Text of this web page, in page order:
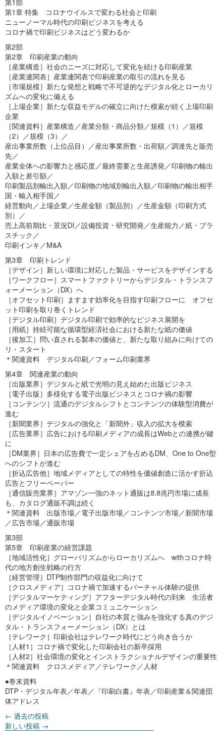
第1章 特集 コロナウイルスで変わる社会と印刷
ニューノーマル時代の印刷ビジネスを考える
コロナ禍で印刷ビジネスはどう変わるか
第2部
第2章 印刷産業の動向
［産業構造］社会のニーズに対応して変化を続ける印刷産業
［産業連関表］産業連関表で印刷産業の取引の流れを見る
［市場規模］新たな発想と戦略で不可逆的なデジタル化とローカリ
ズムへの変化に備える
［上場企業］新たな収益モデルの確立に向けた模索が続く上場印刷
企業
［関連資料］産業構造／産業分類・商品分類／規模（1）／規模
（2）／規模（3）／
産出事業所数（上位品目）／産出事業所数・出荷額／調達先と販売
先／
産業全体への影響力と感応度／最終需要と生産誘発／印刷物の輸出
入額と差引額／
印刷製品別輸出入額／印刷物の地域別輸出入額／印刷物の輸出相手
国・輸入相手国／
経営動向／上場企業／生産金額（製品別）／生産金額（印刷方式
別）／
売上高前期比・景況DI／設備投資・研究開発／生産能力／紙・プラ
スチック／
印刷インキ／M&A
第3章 印刷トレンド
［デザイン］新しい環境に対応した製品・サービスをデザインする
［ワークフロー］スマートファクトリーからデジタル・トランスフ
ォーメーション（DX）へ
［オフセット印刷］ますます効率化を目指す印刷フローに オフセ
ット印刷を取り巻くトレンド
［デジタル印刷］デジタル印刷で効率的なビジネス展開を
［用紙］持続可能な循環型経済社会における新たな紙の価値
［後加工］問い直される製本の価値と、新たな取り組みに向けての
リ・スタート
＊関連資料 デジタル印刷／フォーム印刷業界
第4章 関連産業の動向
［出版業界］デジタルと紙で光明の見え始めた出版ビジネス
［電子出版］多様化する電子出版ビジネスとコロナ禍の影響
［コンテンツ］流通のデジタルシフトとコンテンツの体験型消費が
進む
［新聞業界］デジタルの強化と「新聞外」収入の拡大を模索
［広告業界］広告における印刷メディアの成長はWebとの連携が鍵
に
［DM業界］日本の広告費で一定シェアを占めるDM、One to One型
へのシフトが進む
［折込広告他］地域メディアとしての特性を価値創造に活かす折込
広告とフリーペーパー
［通信販売業界］アマゾン一強のネット通販は8.8兆円市場に成長
も、カタログ通販不調は続く
＊関連資料 出版市場／電子出版市場／コンテンツ市場／新聞市場
／広告市場／通販市場
第3部
第5章 印刷産業の経営課題
［地域活性化］グローバリズムからローカリズムへ withコロナ時
代の地方創生戦略の行方
［経営管理］DTP制作部門の収益化に向けて
［クロスメディア］コロナ禍で加速するバーチャル体験の提供
［デジタルマーケティング］アフターデジタル時代の到来 生活者
のメディア環境の変化と企業コミュニケーション
［デジタルイノベーション］自社の本質と強みを強化する真のデジ
タル・トランスフォーメーション（DX）とは
［テレワーク］印刷会社はテレワーク時代にどう向き合うか
［人材1］コロナ禍で変化した印刷会社の新卒採用
［人材2］社会環境の変化とインストラクショナルデザインの重要性
＊関連資料 クロスメディア／テレワーク／人材
●巻末資料
DTP・デジタル年表／年表／『印刷白書』年表／印刷産業＆関連団
体アドレス
← 過去の投稿
新しい投稿 →